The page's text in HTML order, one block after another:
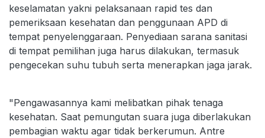
keselamatan yakni pelaksanaan rapid tes dan
pemeriksaan kesehatan dan penggunaan APD di
tempat penyelenggaraan. Penyediaan sarana sanitasi
di tempat pemilihan juga harus dilakukan, termasuk
pengecekan suhu tubuh serta menerapkan jaga jarak.
"Pengawasannya kami melibatkan pihak tenaga
kesehatan. Saat pemungutan suara juga diberlakukan
pembagian waktu agar tidak berkerumun. Antre